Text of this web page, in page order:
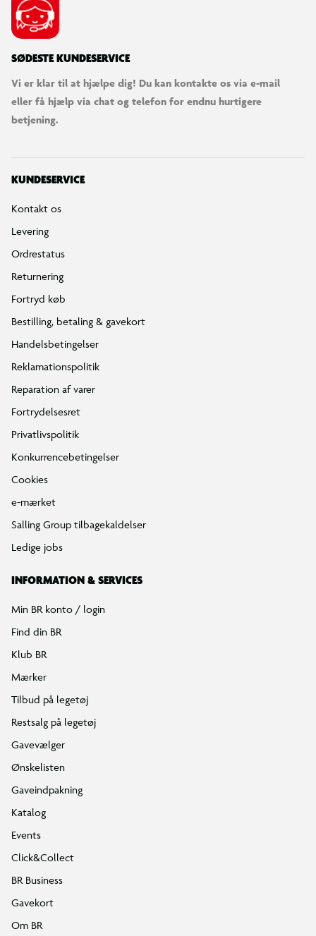
SØDESTE KUNDESERVICE
Vi er klar til at hjælpe dig! Du kan kontakte os via e-mail
eller få hjælp via chat og telefon for endnu hurtigere
betjening.
KUNDESERVICE
Kontakt os
Levering
Ordrestatus
Returnering
Fortryd køb
Bestilling, betaling & gavekort
Handelsbetingelser
Reklamationspolitik
Reparation af varer
Fortrydelsesret
Privatlivspolitik
Konkurrencebetingelser
Cookies
e-mærket
Salling Group tilbagekaldelser
Ledige jobs
INFORMATION & SERVICES
Min BR konto / login
Find din BR
Klub BR
Mærker
Tilbud på legetøj
Restsalg på legetøj
Gavevælger
Ønskelisten
Gaveindpakning
Katalog
Events
Click&Collect
BR Business
Gavekort
Om BR